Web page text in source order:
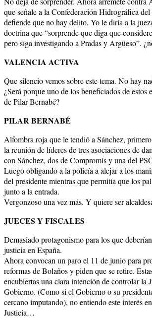
que señale a la Confederación Hidrográfica del
defiende que no hay delito. Yo le diría a la
doctrina que “sorprende que diga que
pero siga investigando a Pradas y Argüeso”.
VALENCIA ACTIVA
Que silencio vemos sobre este tema. No hay
¿Será porque uno de los beneficiados de estos
de Pilar Bernabé?
PILAR BERNABÉ
Alfombra roja que le tendió a Sánchez,
la reunión de líderes de tres asociaciones de
con Sánchez, dos de Compromís y una del
Luego obligando a la policía a alejar a los
del presidente mientras que permitía que los
junto a la entrada.
Vergonzoso una vez más. Y quiere ser
JUECES Y FISCALES
Demasiado protagonismo para los que
justicia en España.
Ahora convocan un paro el 11 de junio para
reformas de Bolaños y piden que se retire.
encubiertas una clara intención de controlar la
Gobierno. (Como si el Gobierno o su
cercano imputando), no entiendo este interés
Justicia…